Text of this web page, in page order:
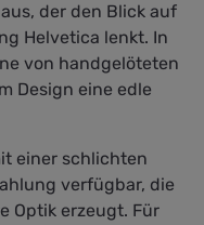
der den Blick auf
Helvetica lenkt. In
von handgelöteten
Design eine edle
einer schlichten
verfügbar, die
Optik erzeugt. Für